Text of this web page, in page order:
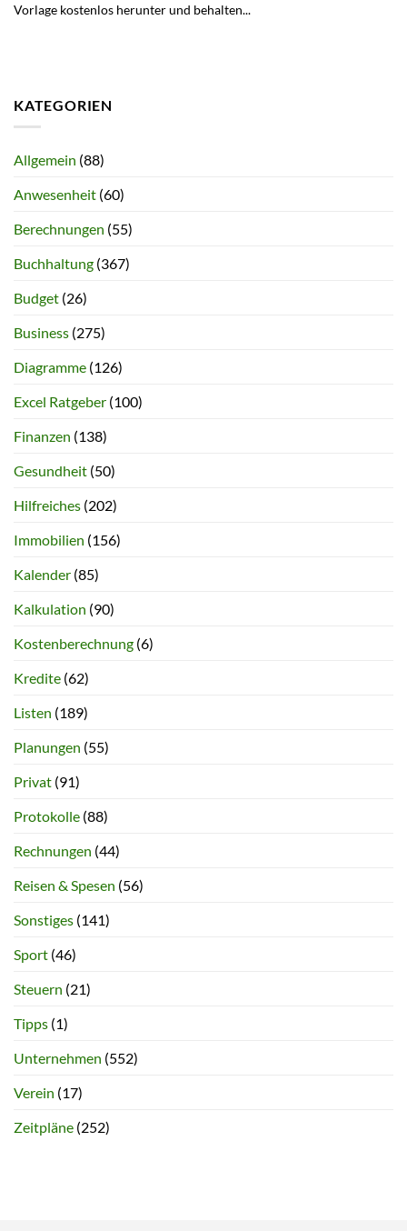
Vorlage kostenlos herunter und behalten...
KATEGORIEN
Allgemein (88)
Anwesenheit (60)
Berechnungen (55)
Buchhaltung (367)
Budget (26)
Business (275)
Diagramme (126)
Excel Ratgeber (100)
Finanzen (138)
Gesundheit (50)
Hilfreiches (202)
Immobilien (156)
Kalender (85)
Kalkulation (90)
Kostenberechnung (6)
Kredite (62)
Listen (189)
Planungen (55)
Privat (91)
Protokolle (88)
Rechnungen (44)
Reisen & Spesen (56)
Sonstiges (141)
Sport (46)
Steuern (21)
Tipps (1)
Unternehmen (552)
Verein (17)
Zeitpläne (252)